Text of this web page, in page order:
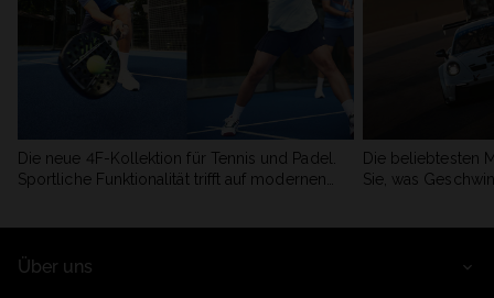
Die neue 4F-Kollektion für Tennis und Padel.
Sportliche Funktionalität trifft auf modernen
Die beliebtesten
Sie, was
Über uns